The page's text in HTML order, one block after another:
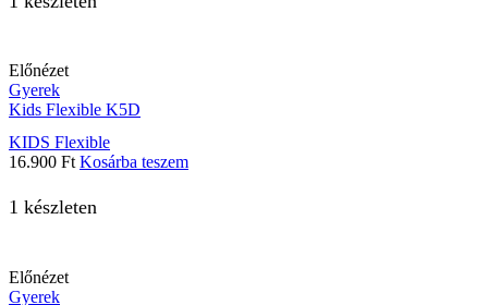
Előnézet
Gyerek
Kids Flexible K5D
KIDS Flexible
16.900 Ft Kosárba teszem
1 készleten
Előnézet
Gyerek